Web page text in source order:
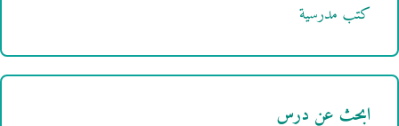
كتب مدرسية
ابحث عن درس